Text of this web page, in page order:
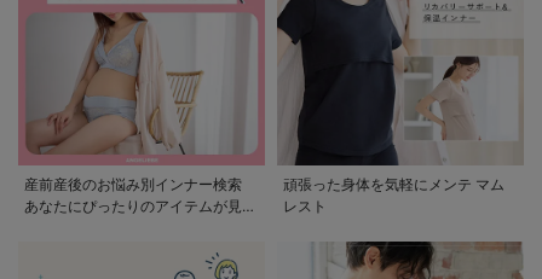
産前産後のお悩み別インナー検索
あなたにぴったりのアイテムが見つ
頑張った身体を気軽にメンテ マム
レスト